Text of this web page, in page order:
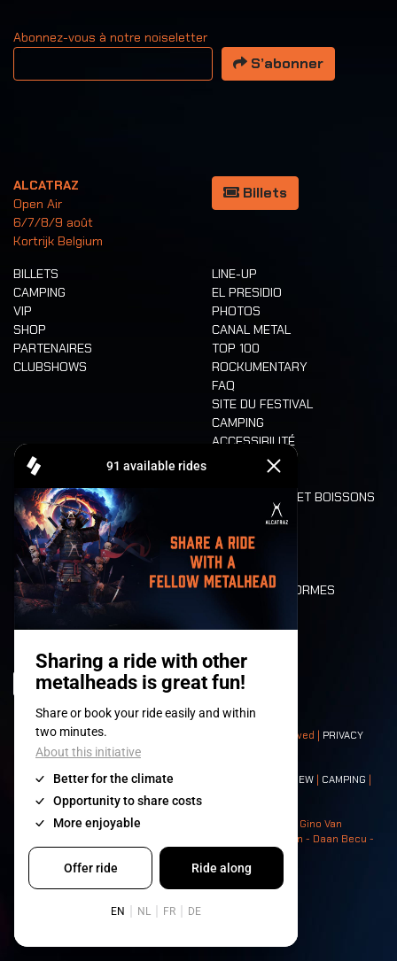
Abonnez-vous à notre noiseletter
Votre adresse email
S’abonner
ALCATRAZ
Open Air
6/7/8/9 août
Kortrijk Belgium
Billets
BILLETS
CAMPING
VIP
SHOP
PARTENAIRES
CLUBSHOWS
LINE-UP
EL PRESIDIO
PHOTOS
CANAL METAL
TOP 100
ROCKUMENTARY
FAQ
SITE DU FESTIVAL
CAMPING
ACCESSIBILITÉ
CASHLESS
ALIMENTATION ET BOISSONS
LONE WOLVES
PLAN
DEATH RIDE
VALEURS ET NORMES
HISTOIRE
© 2008-2026- Apache Productions VZW – All rights reserved | PRIVACY
POLICY|CONDITIONS GÉNÉRALES
Contact:GENERAL| PARTNERSHIPS CREW CAMPING
| NEIGHBOURS
Photos: Ann Kermans - Hans Van Hoof - Eliaz Bruggeman - Gino Van
Lancker - Tim Tronckoe - Elsie Roymans - Stijn Verbruggen - Daan Becu -
Claus Christa - Devid Camerlynck